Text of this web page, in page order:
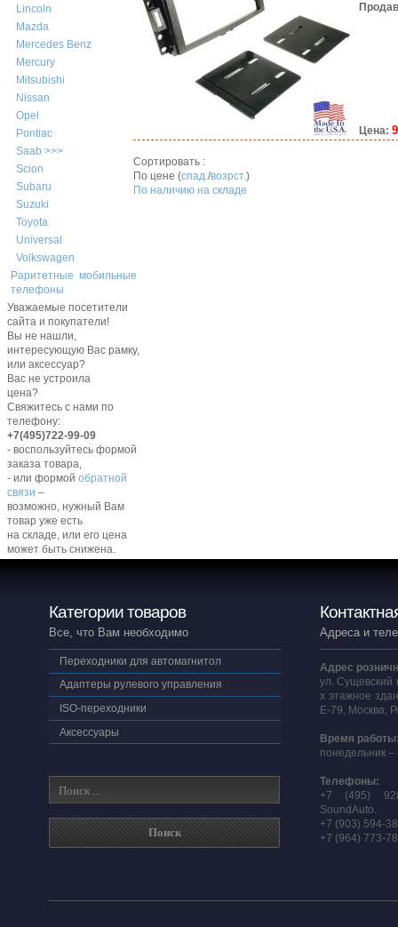
Lincoln
Mazda
Mercedes Benz
Mercury
Mitsubishi
Nissan
Opel
Pontiac
Saab >>>
Scion
Subaru
Suzuki
Toyota
Universal
Volkswagen
Раритетные мобильные
телефоны
Уважаемые посетители
сайта и покупатели!
Вы не нашли,
интересующую Вас рамку,
или аксессуар?
Вас не устроила
цена?
Свяжитесь с нами по
телефону:
+7(495)722-99-09
- воспользуйтесь формой
заказа товара,
- или формой обратной
связи –
возможно, нужный Вам
товар уже есть
на складе, или его цена
может быть снижена.
Цена:
Сортировать :
По цене (спад./возрст.)
По наличию на складе
Категории товаров
Все, что Вам необходимо
Переходники для автомагнитол
Адаптеры рулевого управления
ISO-переходники
Аксессуары
Адреса и
Адрес
ул. Сущевский
х этажное
E-79, Москва,
Время
понедельник –
Телефоны:
+7 (495)
SoundAuto.
+7 (903) 594-
+7 (964) 773-